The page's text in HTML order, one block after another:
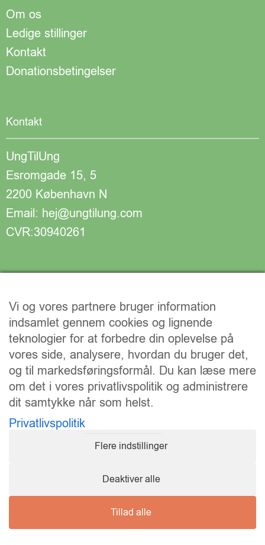
Om os
Ledige stillinger
Kontakt
Donationsbetingelser
Kontakt
UngTilUng
Esromgade 15, 5
2200 København N
Email: hej@ungtilung.com
CVR:30940261
Vi understøtter FN’s verdensmål:
Vi og vores partnere bruger information
indsamlet gennem cookies og lignende
teknologier for at forbedre din oplevelse på
vores side, analysere, hvordan du bruger det,
og til markedsføringsformål. Du kan læse mere
om det i vores privatlivspolitik og administrere
dit samtykke når som helst.
Privatlivspolitik
Flere indstillinger
Deaktiver alle
Tillad alle